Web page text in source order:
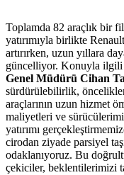
Toplamda 82 araçlık bir
yatırımıyla birlikte
artırırken, uzun yıllara
güncelliyor. Konuyla ilgili
Genel Müdürü Cihan
sürdürülebilirlik,
araçlarının uzun hizmet
maliyetleri ve
yatırımı
cirodan ziyade parsiyel
odaklanıyoruz. Bu
çekiciler, beklentilerimizi